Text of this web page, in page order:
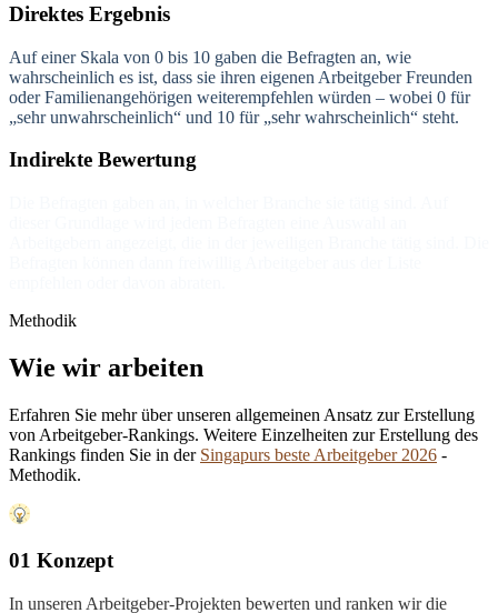
Direktes Ergebnis
Auf einer Skala von 0 bis 10 gaben die Befragten an, wie
wahrscheinlich es ist, dass sie ihren eigenen Arbeitgeber Freunden
oder Familienangehörigen weiterempfehlen würden – wobei 0 für
„sehr unwahrscheinlich“ und 10 für „sehr wahrscheinlich“ steht.
Indirekte Bewertung
Methodik
Wie wir arbeiten
Erfahren Sie mehr über unseren allgemeinen Ansatz zur Erstellung
von Arbeitgeber-Rankings. Weitere Einzelheiten zur Erstellung des
Rankings finden Sie in der Singapurs beste Arbeitgeber 2026 -
Methodik.
01 Konzept
In unseren Arbeitgeber-Projekten bewerten und ranken wir die